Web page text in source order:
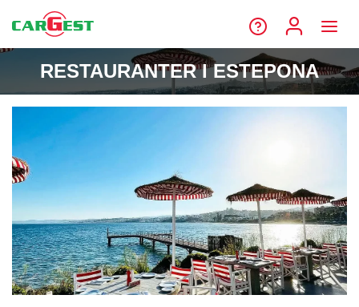
RESTAURANTER I ESTEPONA